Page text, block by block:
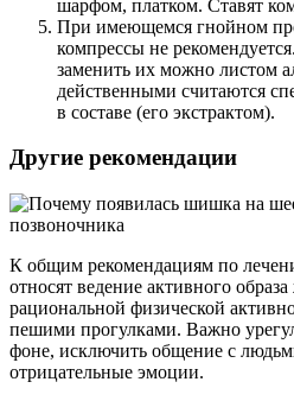
шарфом, платком. Ставят
При имеющемся гнойном
компрессы не
заменить их можно листом
действенными считаются
в составе (его экстрактом).
Другие рекомендации
К общим рекомендациям по
относят ведение активного
рациональной физической
пешими прогулками. Важно
фоне, исключить общение с
отрицательные эмоции.